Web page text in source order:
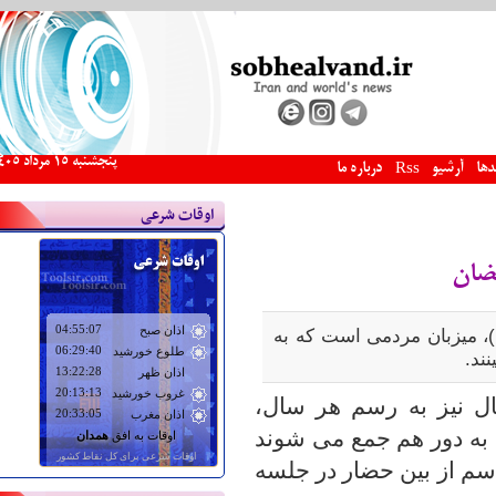
آرشیو Rss درباره ما پنجشنبه 15 مرداد 1405
اوقات شرعی
میزبان مردمی است که به
نیز به رسم هر سال،
به دور هم جمع می شوند
از بین حضار در جلسه